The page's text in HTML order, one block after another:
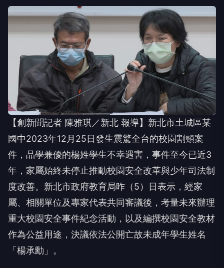
【創新聞記者 陳雅琪／新北 報導】新北市土城區某
國中2023年12月25日發生震驚全台的校園割頸案
件，品學兼優的楊姓學生不幸遇害，事件至今已近3
年，家屬始終未停止推動校園安全改革與少年司法制
度改善。新北市政府教育局昨（5）日表示，經家
屬、相關單位及專家代表共同審議後，考量未來辦理
重大校園安全事件紀念活動，以及編撰校園安全教材
作為公益用途，決議依法公開亡故未成年學生姓名
「楊承勳」。